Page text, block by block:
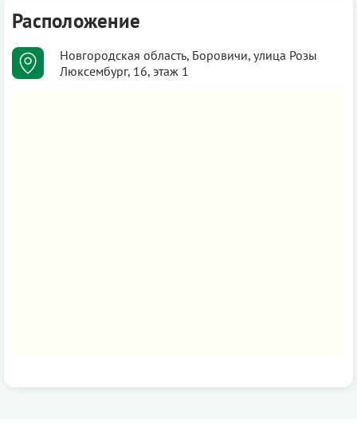
Расположение
Новгородская область, Боровичи, улица Розы
Люксембург, 16, этаж 1